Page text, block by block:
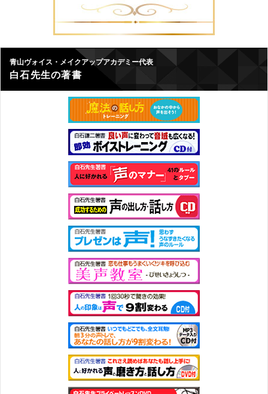
青山ヴォイス・メイクアップアカデミー代表
白石先生の著書